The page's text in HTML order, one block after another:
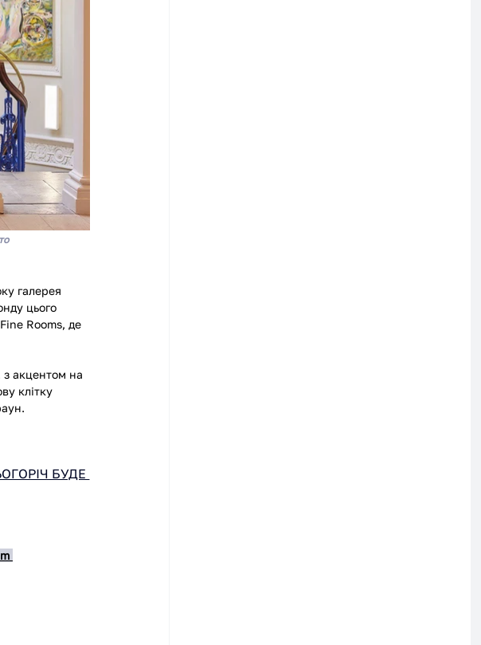
галерея
цього
Rooms, де
з акцентом на
клітку
БУДЕ